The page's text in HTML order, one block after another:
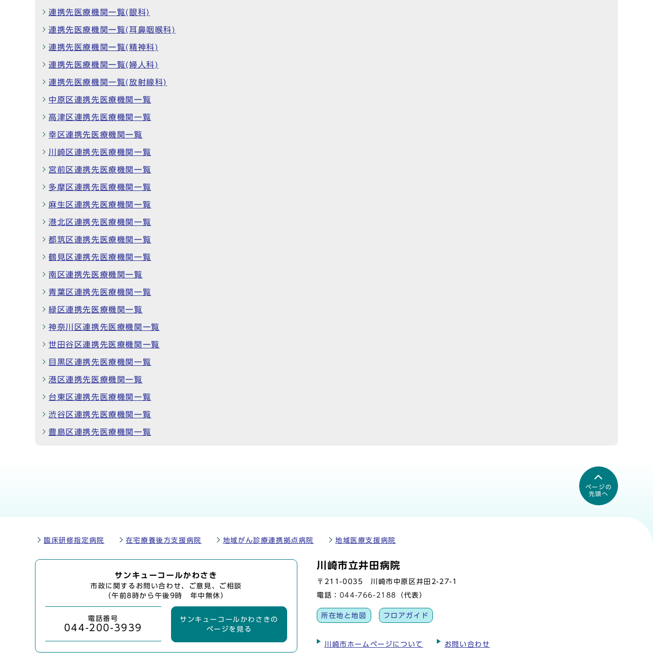
連携先医療機関一覧(眼科)
連携先医療機関一覧(耳鼻咽喉科)
連携先医療機関一覧(精神科)
連携先医療機関一覧(婦人科)
連携先医療機関一覧(放射線科)
中原区連携先医療機関一覧
高津区連携先医療機関一覧
幸区連携先医療機関一覧
川崎区連携先医療機関一覧
宮前区連携先医療機関一覧
多摩区連携先医療機関一覧
麻生区連携先医療機関一覧
港北区連携先医療機関一覧
都筑区連携先医療機関一覧
鶴見区連携先医療機関一覧
南区連携先医療機関一覧
青葉区連携先医療機関一覧
緑区連携先医療機関一覧
神奈川区連携先医療機関一覧
世田谷区連携先医療機関一覧
目黒区連携先医療機関一覧
港区連携先医療機関一覧
台東区連携先医療機関一覧
渋谷区連携先医療機関一覧
豊島区連携先医療機関一覧
ページの
先頭へ
臨床研修指定病院 在宅療養後方支援病院 地域がん診療連携拠点病院 地域医療支援病院
サンキューコールかわさき
市政に関するお問い合わせ、ご意見、ご相談
（午前8時から午後9時 年中無休）
電話番号
044-200-3939
サンキューコールかわさきの
ページを見る
川崎市立井田病院
〒211-0035 川崎市中原区井田2-27-1
電話： 044-766-2188 （代表）
所在地と地図 フロアガイド
川崎市ホームページについて お問い合わせ